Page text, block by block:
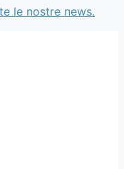
le nostre news.